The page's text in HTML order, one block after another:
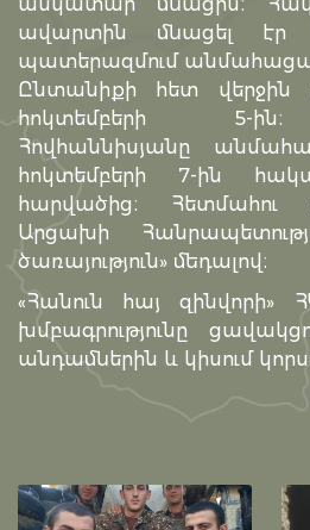
ավարտին մնացել
պատերազմում
Ընտանիքի հետ վերջին
հոկտեմբերի 5-
Հովհաննիսյանը
հոկտեմբերի 7-ին
հարվածից։
Արցախի
ծառայություն» մեդալով։
«Հանուն հայ զինվորի»
խմբագրությունը
անդամներին և կիսում